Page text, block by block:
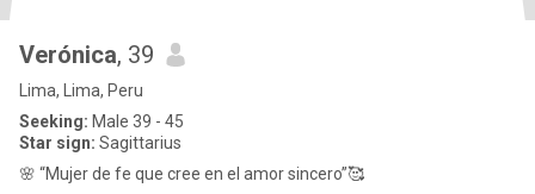
Verónica, 39
Lima, Lima, Peru
Seeking: Male 39 - 45
Star sign: Sagittarius
🌸 “Mujer de fe que cree en el amor sincero”🥰